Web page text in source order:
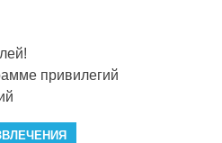
привилегий